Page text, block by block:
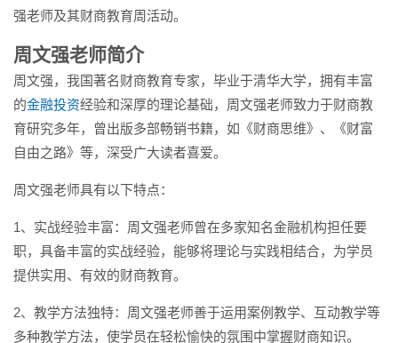
强老师及其财商教育周活动。
周文强老师简介
周文强，我国著名财商教育专家，毕业于清华大学，拥有丰富
的金融投资经验和深厚的理论基础，周文强老师致力于财商教
育研究多年，曾出版多部畅销书籍，如《财商思维》、《财富
自由之路》等，深受广大读者喜爱。
周文强老师具有以下特点：
1、实战经验丰富：周文强老师曾在多家知名金融机构担任要
职，具备丰富的实战经验，能够将理论与实践相结合，为学员
提供实用、有效的财商教育。
2、教学方法独特：周文强老师善于运用案例教学、互动教学等
多种教学方法，使学员在轻松愉快的氛围中掌握财商知识。